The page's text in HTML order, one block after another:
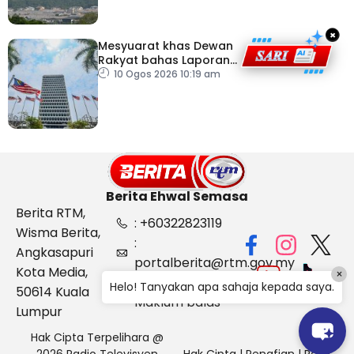
Mesyuarat khas Dewan
Rakyat bahas Laporan
RCI Tabung Haji, esok
10 Ogos 2026 10:19 am
×
Berita Ehwal Semasa
Berita RTM,
Wisma Berita,
Angkasapuri
Kota Media,
50614 Kuala
Lumpur
: +60322823119
:
portalberita@rtm.gov.my
: Aduan &
Maklum balas
Hak Cipta Terpelihara @
Helo! Tanyakan apa sahaja kepada saya.
×